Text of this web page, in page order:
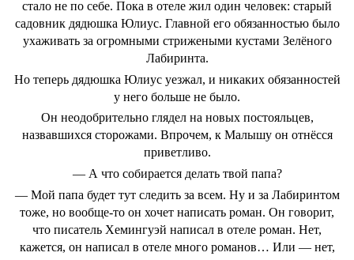
стало не по себе. Пока в отеле жил один человек: старый
садовник дядюшка Юлиус. Главной его обязанностью было
ухаживать за огромными стрижеными кустами Зелёного
Лабиринта.
Но теперь дядюшка Юлиус уезжал, и никаких обязанностей
у него больше не было.
Он неодобрительно глядел на новых постояльцев,
назвавшихся сторожами. Впрочем, к Малышу он отнёсся
приветливо.
― А что собирается делать твой папа?
― Мой папа будет тут следить за всем. Ну и за Лабиринтом
тоже, но вообще-то он хочет написать роман. Он говорит,
что писатель Хемингуэй написал в отеле роман. Нет,
кажется, он написал в отеле много романов… Или ― нет,